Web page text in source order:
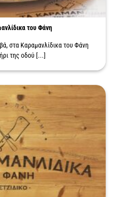
του Φάνη
στα Καραμανλίδικα του Φάνη
της οδού [...]